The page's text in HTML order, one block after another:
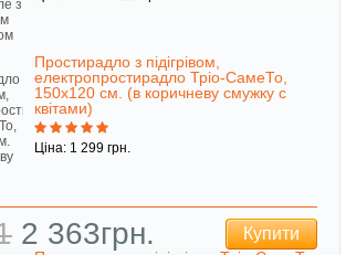
Простирадло з підігрівом,
електропростирадло Тріо-СамеТо,
150х120 см. (в коричневу смужку c
квітами)
Ціна: 1 299 грн.
2 363грн. Купити